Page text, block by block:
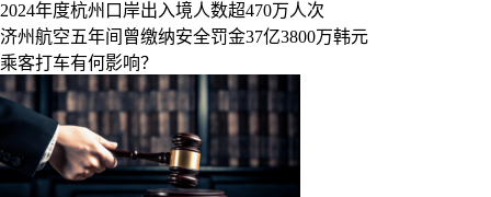
2024年度杭州口岸出入境人数超470万人次
济州航空五年间曾缴纳安全罚金37亿3800万韩元
乘客打车有何影响？